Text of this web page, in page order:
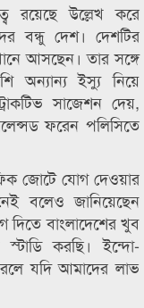
রয়েছে উল্লেখ করে
বন্ধু দেশ। দেশটির
আসছেন। তার সঙ্গে
অন্যান্য ইস্যু নিয়ে
সাজেশন দেয়,
ফরেন পলিসিতে
জোটে যোগ দেওয়ার
বলেও জানিয়েছেন
বাংলাদেশের খুব
করছি। ইন্দো-
যদি আমাদের লাভ